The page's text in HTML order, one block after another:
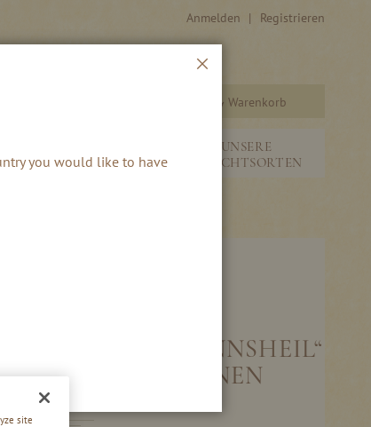
Anmelden Registrieren
Warenkorb
SAISONALES
UNSERE
FRUCHTSORTEN
„WEIDMANNSHEIL“
WILLIAMS-BIRNEN
40 % VOL
site
you would like to have